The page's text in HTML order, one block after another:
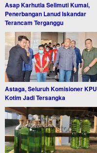
Asap Karhutla Selimuti Kumai,
Penerbangan Lanud Iskandar
Terancam Terganggu
Astaga, Seluruh Komisioner KPU
Kotim Jadi Tersangka